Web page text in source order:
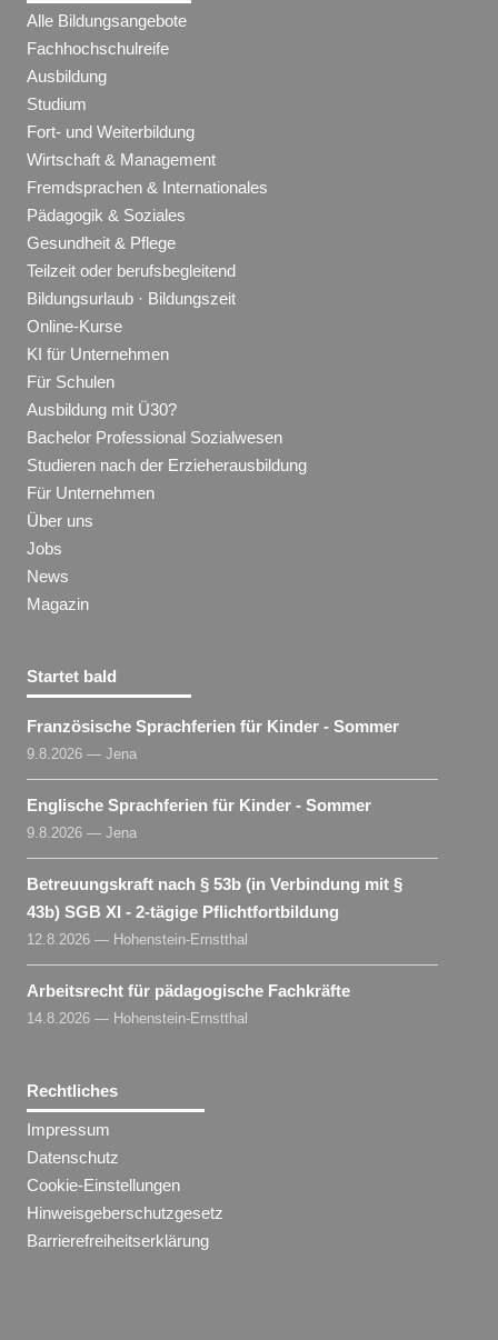
Alle Bildungsangebote
Fachhochschulreife
Ausbildung
Studium
Fort- und Weiterbildung
Wirtschaft & Management
Fremdsprachen & Internationales
Pädagogik & Soziales
Gesundheit & Pflege
Teilzeit oder berufsbegleitend
Bildungsurlaub · Bildungszeit
Online-Kurse
KI für Unternehmen
Für Schulen
Ausbildung mit Ü30?
Bachelor Professional Sozialwesen
Studieren nach der Erzieherausbildung
Für Unternehmen
Über uns
Jobs
News
Magazin
Startet bald
Französische Sprachferien für Kinder - Sommer
9.8.2026 — Jena
Englische Sprachferien für Kinder - Sommer
9.8.2026 — Jena
Betreuungskraft nach § 53b (in Verbindung mit §
43b) SGB XI - 2-tägige Pflichtfortbildung
12.8.2026 — Hohenstein-Ernstthal
Arbeitsrecht für pädagogische Fachkräfte
14.8.2026 — Hohenstein-Ernstthal
Rechtliches
Impressum
Datenschutz
Cookie-Einstellungen
Hinweisgeberschutzgesetz
Barrierefreiheitserklärung